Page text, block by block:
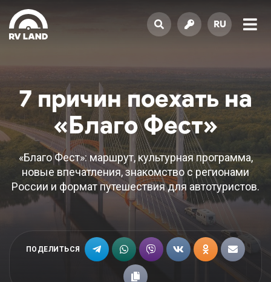
RU
7 причин поехать на
«Благо Фест»
«Благо Фест»: маршрут, культурная программа,
новые впечатления, знакомство с регионами
России и формат путешествия для автотуристов.
ПОДЕЛИТЬСЯ